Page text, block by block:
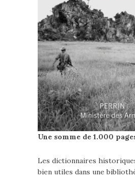
Une somme de 1.000
Les dictionnaires
bien utiles dans une